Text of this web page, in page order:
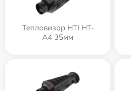
Тепловизор HTI HT-
A4 35мм